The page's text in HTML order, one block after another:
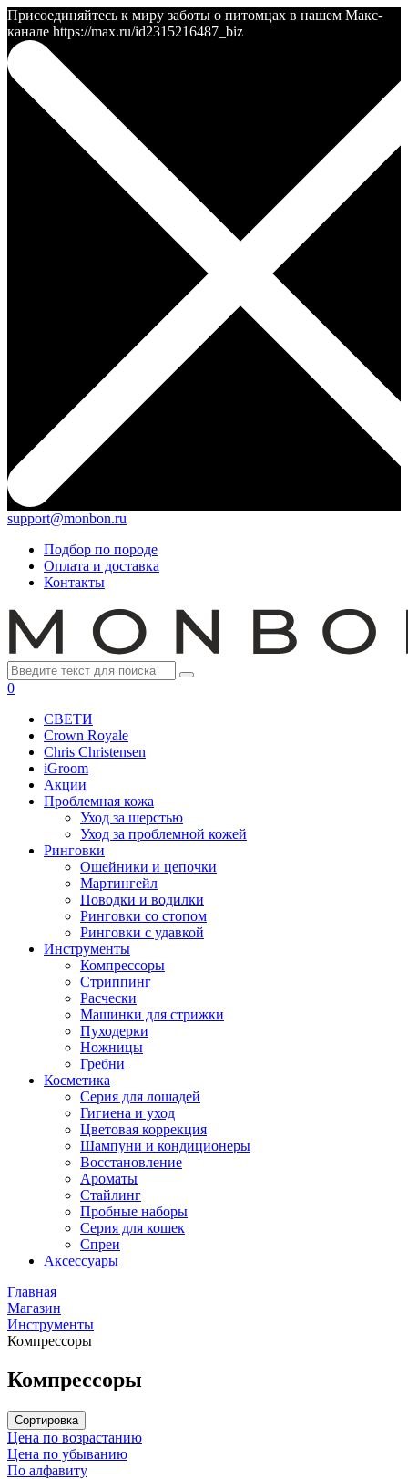
Присоединяйтесь к миру заботы о питомцах в нашем Макс-
канале https://max.ru/id2315216487_biz
support@monbon.ru
Подбор по породе
Оплата и доставка
Контакты
0
СВЕТИ
Crown Royale
Chris Christensen
iGroom
Акции
Проблемная кожа
Уход за шерстью
Уход за проблемной кожей
Ринговки
Ошейники и цепочки
Мартингейл
Поводки и водилки
Ринговки со стопом
Ринговки с удавкой
Инструменты
Компрессоры
Стриппинг
Расчески
Машинки для стрижки
Пуходерки
Ножницы
Гребни
Косметика
Серия для лошадей
Гигиена и уход
Цветовая коррекция
Шампуни и кондиционеры
Восстановление
Ароматы
Стайлинг
Пробные наборы
Серия для кошек
Спреи
Аксессуары
Главная
Магазин
Инструменты
Компрессоры
Компрессоры
Сортировка
Цена по возрастанию
Цена по убыванию
По алфавиту